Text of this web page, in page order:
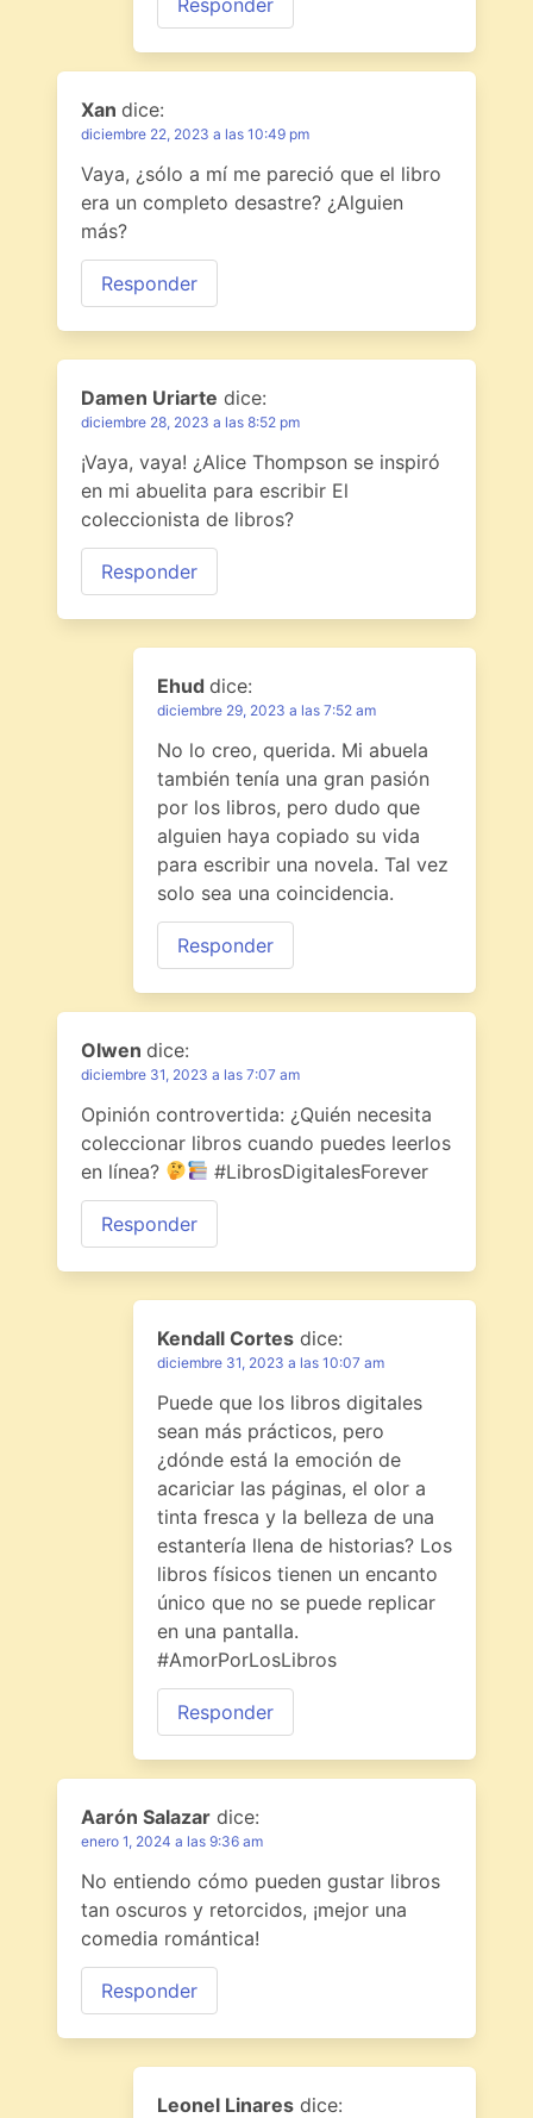
Xan dice:
diciembre 22, 2023 a las 10:49 pm
Vaya, ¿sólo a mí me pareció que el libro
era un completo desastre? ¿Alguien
más?
Responder
Damen Uriarte dice:
diciembre 28, 2023 a las 8:52 pm
¡Vaya, vaya! ¿Alice Thompson se inspiró
en mi abuelita para escribir El
coleccionista de libros?
Responder
Ehud dice:
diciembre 29, 2023 a las 7:52 am
No lo creo, querida. Mi abuela
también tenía una gran pasión
por los libros, pero dudo que
alguien haya copiado su vida
para escribir una novela. Tal vez
solo sea una coincidencia.
Responder
Olwen dice:
diciembre 31, 2023 a las 7:07 am
Opinión controvertida: ¿Quién necesita
coleccionar libros cuando puedes leerlos
en línea?
#LibrosDigitalesForever
Responder
Kendall Cortes dice:
diciembre 31, 2023 a las 10:07 am
Puede que los libros digitales
sean más prácticos, pero
¿dónde está la emoción de
acariciar las páginas, el olor a
tinta fresca y la belleza de una
estantería llena de historias? Los
libros físicos tienen un encanto
único que no se puede replicar
en una pantalla.
#AmorPorLosLibros
Responder
Aarón Salazar dice:
enero 1, 2024 a las 9:36 am
No entiendo cómo pueden gustar libros
tan oscuros y retorcidos, ¡mejor una
comedia romántica!
Responder
Leonel Linares dice: